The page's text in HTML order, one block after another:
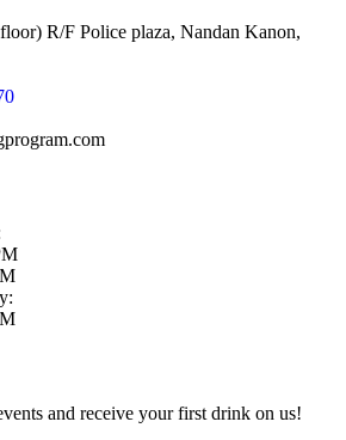
R/F Police plaza, Nandan Kanon,
and receive your first drink on us!